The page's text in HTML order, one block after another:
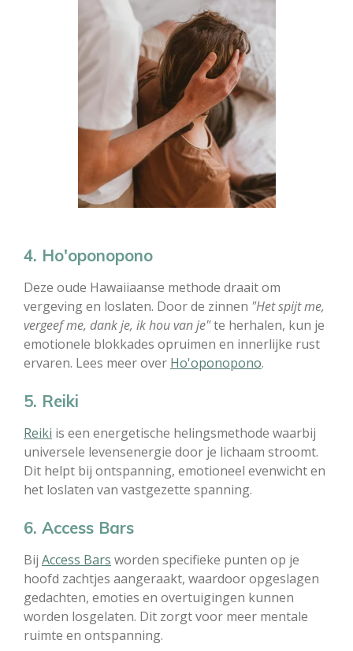
4. Ho'oponopono
Deze oude Hawaiiaanse methode draait om
vergeving en loslaten. Door de zinnen "Het spijt me,
vergeef me, dank je, ik hou van je"te herhalen, kun je
emotionele blokkades opruimen en innerlijke rust
ervaren. Lees meer over Ho'oponopono.
5. Reiki
Reiki is een energetische helingsmethode waarbij
universele levensenergie door je lichaam stroomt.
Dit helpt bij ontspanning, emotioneel evenwicht en
het loslaten van vastgezette spanning.
6. Access Bars
Bij Access Bars worden specifieke punten op je
hoofd zachtjes aangeraakt, waardoor opgeslagen
gedachten, emoties en overtuigingen kunnen
worden losgelaten. Dit zorgt voor meer mentale
ruimte en ontspanning.